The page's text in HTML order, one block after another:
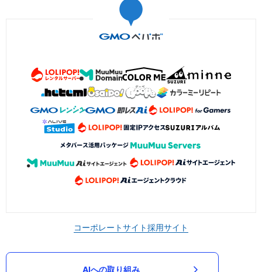
コーポレートサイト採用サイト
AIへの取り組み